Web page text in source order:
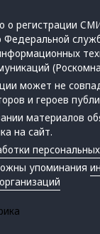
о регистрации
Федеральной
может не
и героев
материалов
на сайт.
упоминания